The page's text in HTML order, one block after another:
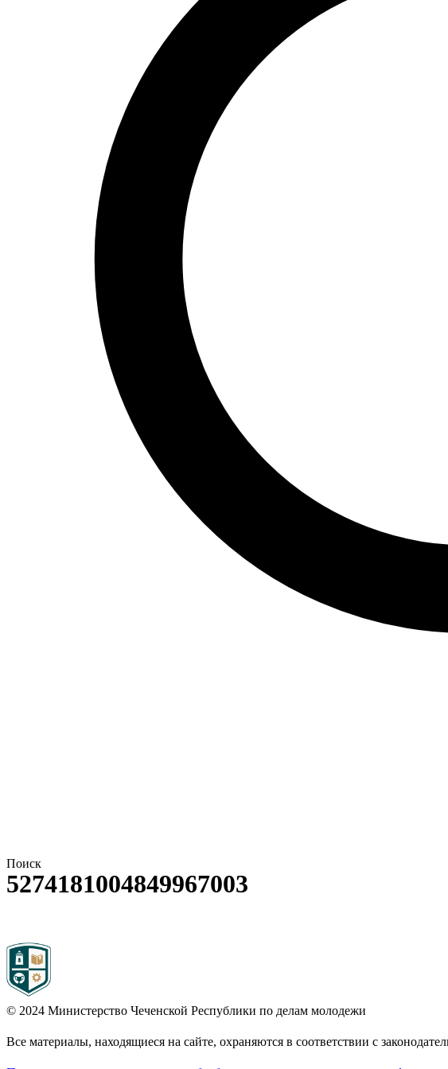
Поиск
5274181004849967003
© 2024 Министерство Чеченской Республики по делам молодежи
Все материалы, находящиеся на сайте, охраняются в соответствии с